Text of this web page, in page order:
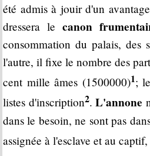
été admis à jouir d'un
dressera lecanon
consommation du palais, des
l'autre, il fixe le nombre des
cent mille âmes (1500000)1;
listes d'inscription2.L'annone
dans le besoin, ne sont pas
assignée à l'esclave et au